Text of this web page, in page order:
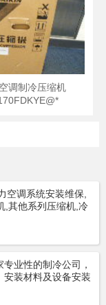
调制冷压缩机
空调系统安装维保,
,其他系列压缩机,冷
业性的制冷公司，
装材料及设备安装